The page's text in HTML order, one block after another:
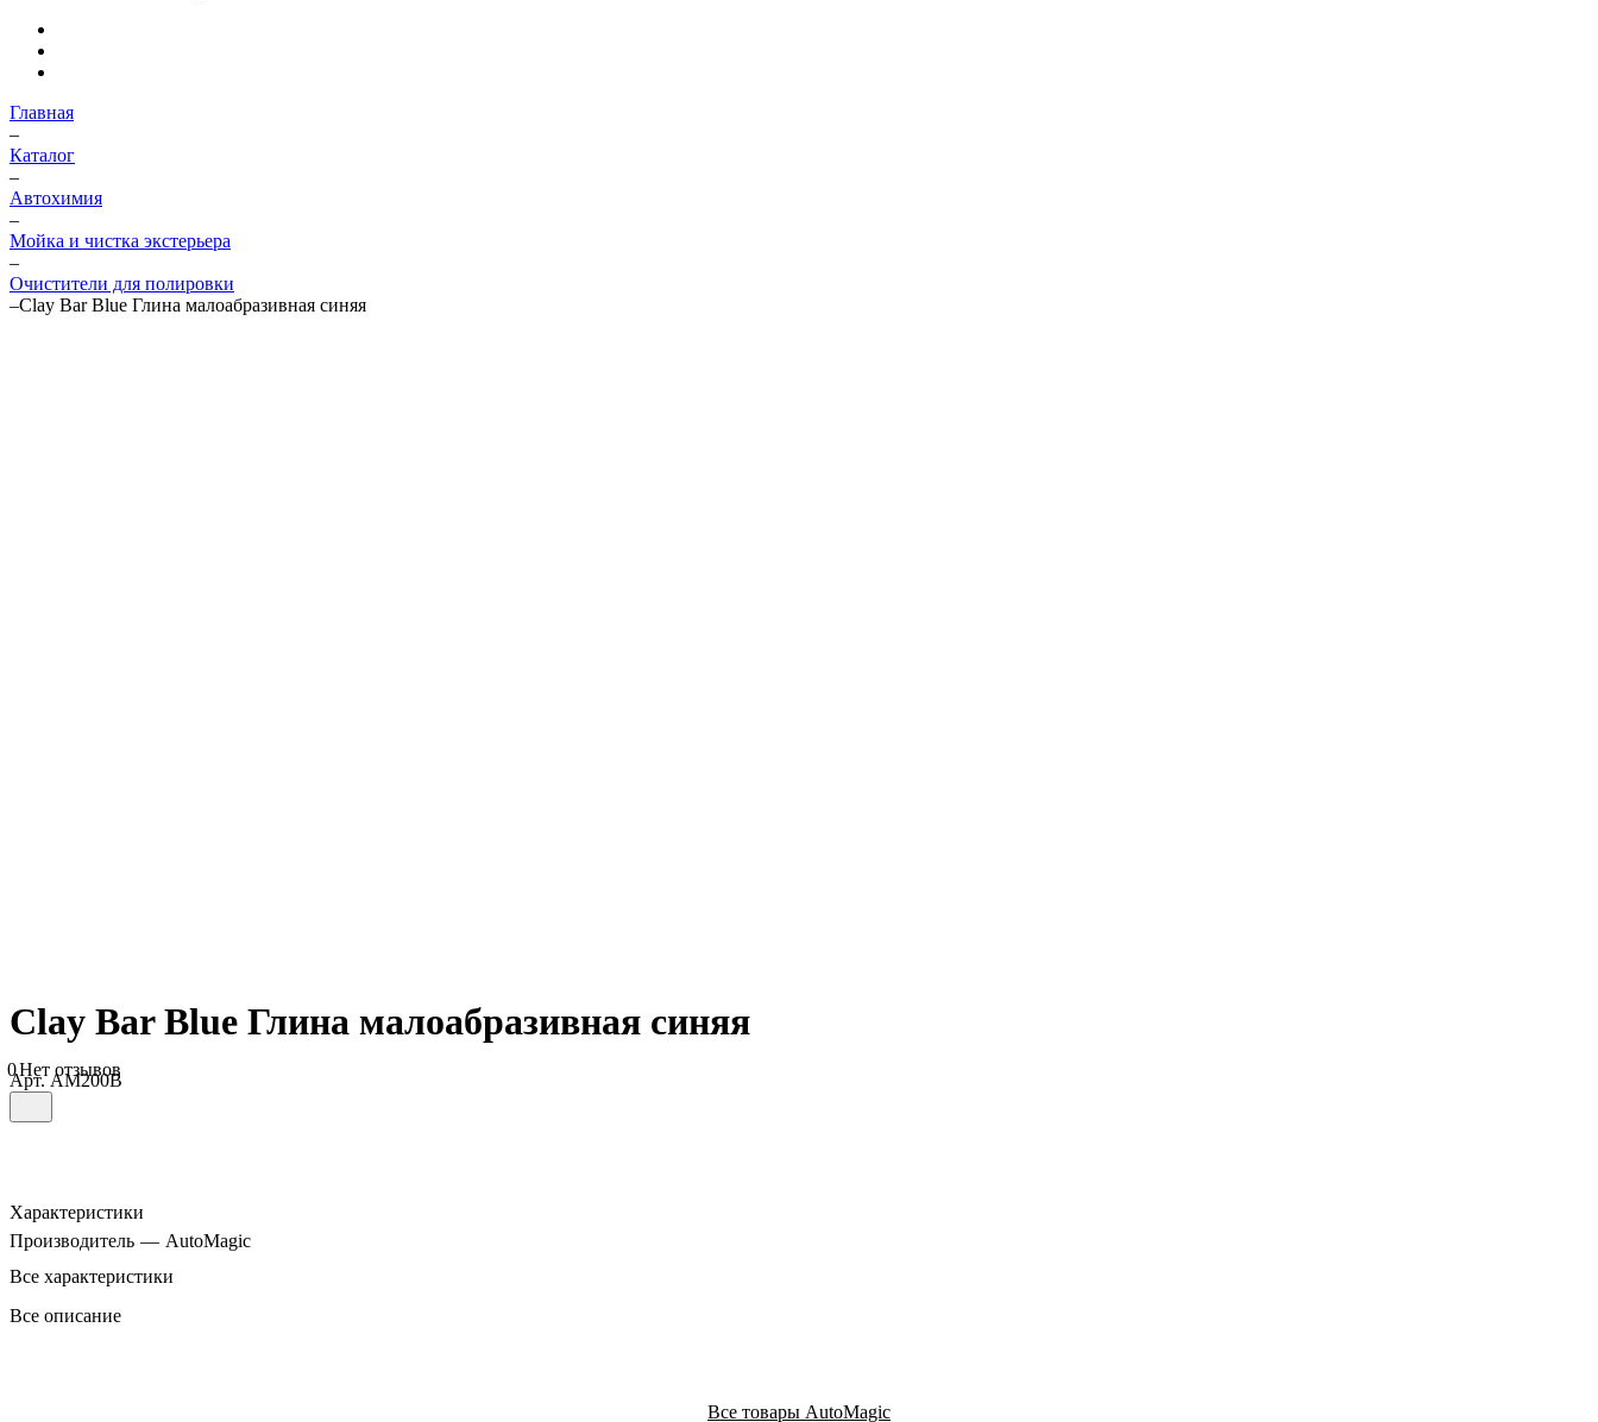
Главная
–
Каталог
–
Автохимия
–
Мойка и чистка экстерьера
–
Очистители для полировки
–Clay Bar Blue Глина малоабразивная синяя
Clay Bar Blue Глина малоабразивная синяя
0Нет отзывов
Арт.AM200B
Характеристики
Производитель — AutoMagic
Все характеристики
Все описание
Все товары AutoMagic